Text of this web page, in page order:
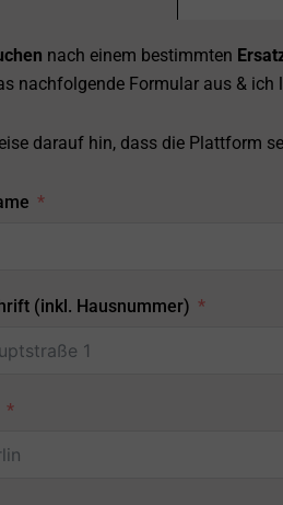
nach einem bestimmten
nachfolgende Formular aus & ich
darauf hin, dass die Plattform
(inkl. Hausnummer)